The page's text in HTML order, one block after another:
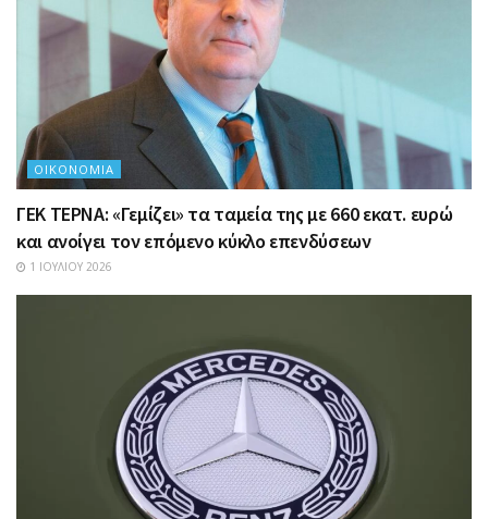
ΟΙΚΟΝΟΜΊΑ
ΓΕΚ ΤΕΡΝΑ: «Γεμίζει» τα ταμεία της με 660 εκατ. ευρώ
και ανοίγει τον επόμενο κύκλο επενδύσεων
1 ΙΟΥΛΊΟΥ 2026